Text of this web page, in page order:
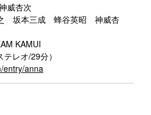
威杏次
坂本三成 蜂谷英昭 神威杏
KAMUI
レオ/29分）
entry/anna